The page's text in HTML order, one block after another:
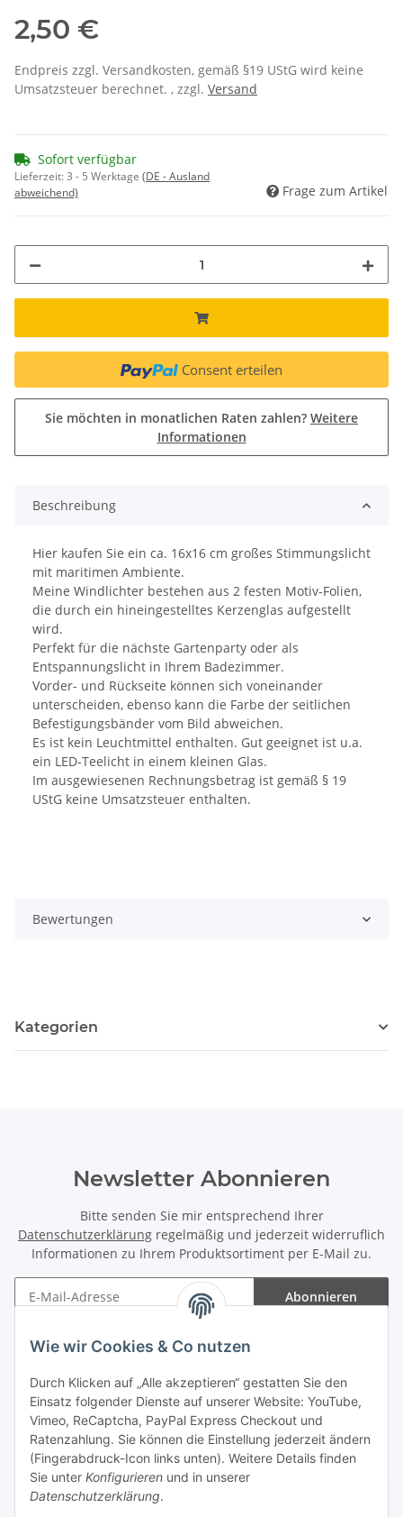
Wie wir Cookies & Co nutzen
Durch Klicken auf „Alle akzeptieren“ gestatten Sie den
Einsatz folgender Dienste auf unserer Website: YouTube,
Vimeo, ReCaptcha, PayPal Express Checkout und
Ratenzahlung. Sie können die Einstellung jederzeit ändern
(Fingerabdruck-Icon links unten). Weitere Details finden
Sie unter Konfigurieren und in unserer
Datenschutzerklärung.
2,50 €
Endpreis zzgl. Versandkosten, gemäß §19 UStG wird keine
Umsatzsteuer berechnet. , zzgl. Versand
Sofort verfügbar
Lieferzeit:3 - 5 Werktage (DE - Ausland
abweichend)
Frage zum Artikel
Consent erteilen
Sie möchten in monatlichen Raten zahlen? Weitere
Informationen
Beschreibung
Hier kaufen Sie ein ca. 16x16 cm großes Stimmungslicht
mit maritimen Ambiente.
Meine Windlichter bestehen aus 2 festen Motiv-Folien,
die durch ein hineingestelltes Kerzenglas aufgestellt
wird.
Perfekt für die nächste Gartenparty oder als
Entspannungslicht in Ihrem Badezimmer.
Vorder- und Rückseite können sich voneinander
unterscheiden, ebenso kann die Farbe der seitlichen
Befestigungsbänder vom Bild abweichen.
Es ist kein Leuchtmittel enthalten. Gut geeignet ist u.a.
ein LED-Teelicht in einem kleinen Glas.
Im ausgewiesenen Rechnungsbetrag ist gemäß § 19
UStG keine Umsatzsteuer enthalten.
Bewertungen
Kategorien
Newsletter Abonnieren
Bitte senden Sie mir entsprechend Ihrer
Datenschutzerklärung regelmäßig und jederzeit widerruflich
Informationen zu Ihrem Produktsortiment per E-Mail zu.
Abonnieren
Gesetzliche Informationen
Vertrag widerrufen